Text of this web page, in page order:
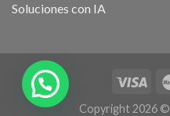
Soluciones con IA
Copyright 2026 ©